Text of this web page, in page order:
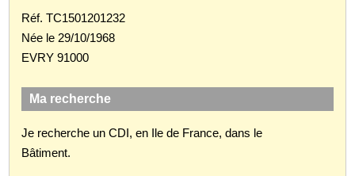
Réf. TC1501201232
Née le 29/10/1968
EVRY 91000
Ma recherche
Je recherche un CDI, en Ile de France, dans le
Bâtiment.